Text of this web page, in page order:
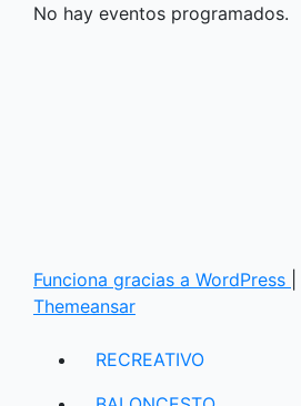
No hay eventos programados.
Funciona gracias a WordPress
Themeansar
RECREATIVO